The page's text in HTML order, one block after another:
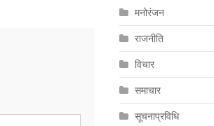
मनोरंजन
राजनीति
विचार
समाचार
सूचनाप्रविधि